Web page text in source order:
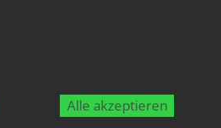
Alle akzeptieren